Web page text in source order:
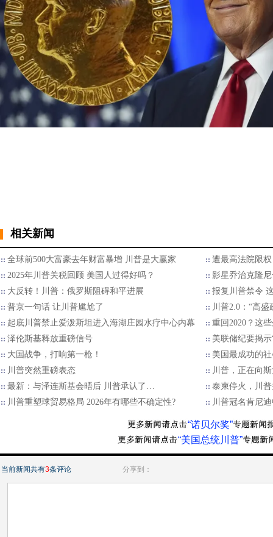
相关新闻
全球前500大富豪去年财富暴增 川普是大赢家
遭最高法院限
2025年川普关税回顾 美国人过得好吗？
影星乔治克隆
大反转！川普：俄罗斯阻碍和平进展
报复川普禁令
普京一句话 让川普尴尬了
川普2.0：“高盛
起底川普禁止爱泼斯坦进入海湖庄园水疗中心内幕
重回2020？这
泽伦斯基释放重磅信号
美联储纪要揭
大国战争，打响第一枪！
美国最成功的
川普突然重磅表态
川普，正在向
最新：与泽连斯基会晤后 川普承认了…
泰柬停火，川
川普重塑球贸易格局 2026年有哪些不确定性?
川普冠名肯尼
“诺贝尔奖”
“美国总统川普”
当前新闻共有3条评论 分享到：